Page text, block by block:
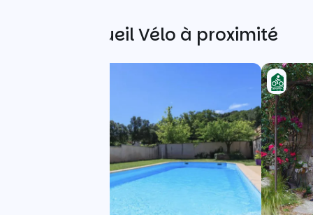
Autres Accueil Vélo à proximité